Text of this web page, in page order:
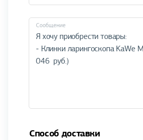
Cообщение
Способ доставки